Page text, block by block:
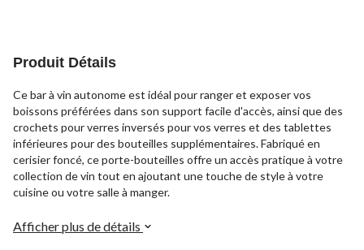
Produit Détails
Ce bar à vin autonome est idéal pour ranger et exposer vos
boissons préférées dans son support facile d'accès, ainsi que des
crochets pour verres inversés pour vos verres et des tablettes
inférieures pour des bouteilles supplémentaires. Fabriqué en
cerisier foncé, ce porte-bouteilles offre un accès pratique à votre
collection de vin tout en ajoutant une touche de style à votre
cuisine ou votre salle à manger.
Afficher plus de détails